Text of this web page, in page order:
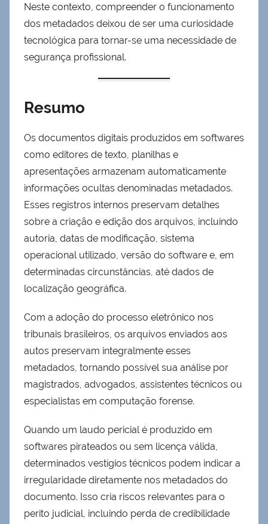
Neste contexto, compreender o funcionamento
dos metadados deixou de ser uma curiosidade
tecnológica para tornar-se uma necessidade de
segurança profissional.
Resumo
Os documentos digitais produzidos em softwares
como editores de texto, planilhas e
apresentações armazenam automaticamente
informações ocultas denominadas metadados.
Esses registros internos preservam detalhes
sobre a criação e edição dos arquivos, incluindo
autoria, datas de modificação, sistema
operacional utilizado, versão do software e, em
determinadas circunstâncias, até dados de
localização geográfica.
Com a adoção do processo eletrônico nos
tribunais brasileiros, os arquivos enviados aos
autos preservam integralmente esses
metadados, tornando possível sua análise por
magistrados, advogados, assistentes técnicos ou
especialistas em computação forense.
Quando um laudo pericial é produzido em
softwares pirateados ou sem licença válida,
determinados vestígios técnicos podem indicar a
irregularidade diretamente nos metadados do
documento. Isso cria riscos relevantes para o
perito judicial, incluindo perda de credibilidade